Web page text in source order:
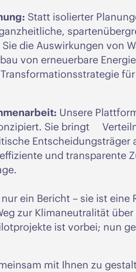
Statt isolierter
die Auswirkungen von
von erneuerbare
für
Unsere
Sie bringt
Entscheidungsträger
und transparente
ein Bericht – sie ist eine
zur Klimaneutralität
ist vorbei; nun
mit Ihnen zu